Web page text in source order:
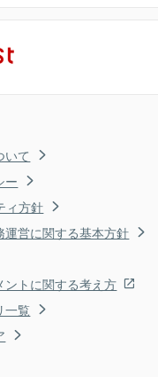
いて
ー
ィ方針
運営に関する基本方針
ントに関する考え方
一覧